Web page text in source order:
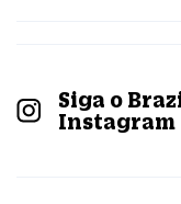
Siga o
Instagram